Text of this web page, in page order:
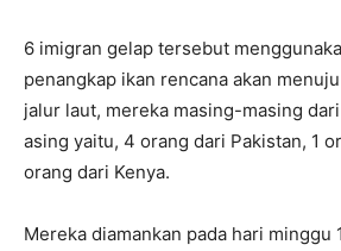
6 imigran gelap tersebut
penangkap ikan rencana akan
jalur laut, mereka masing-masing
asing yaitu, 4 orang dari Pakistan, 1
orang dari Kenya.
Mereka diamankan pada hari minggu